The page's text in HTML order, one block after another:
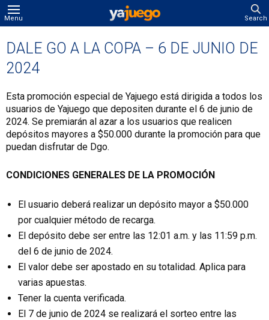
Menu Search
DALE GO A LA COPA – 6 DE JUNIO DE
2024
Esta promoción especial de Yajuego está dirigida a todos los
usuarios de Yajuego que depositen durante el 6 de junio de
2024. Se premiarán al azar a los usuarios que realicen
depósitos mayores a $50.000 durante la promoción para que
puedan disfrutar de Dgo.
CONDICIONES GENERALES DE LA PROMOCIÓN
El usuario deberá realizar un depósito mayor a $50.000
por cualquier método de recarga.
El depósito debe ser entre las 12:01 a.m. y las 11:59 p.m.
del 6 de junio de 2024.
El valor debe ser apostado en su totalidad. Aplica para
varias apuestas.
Tener la cuenta verificada.
El 7 de junio de 2024 se realizará el sorteo entre las